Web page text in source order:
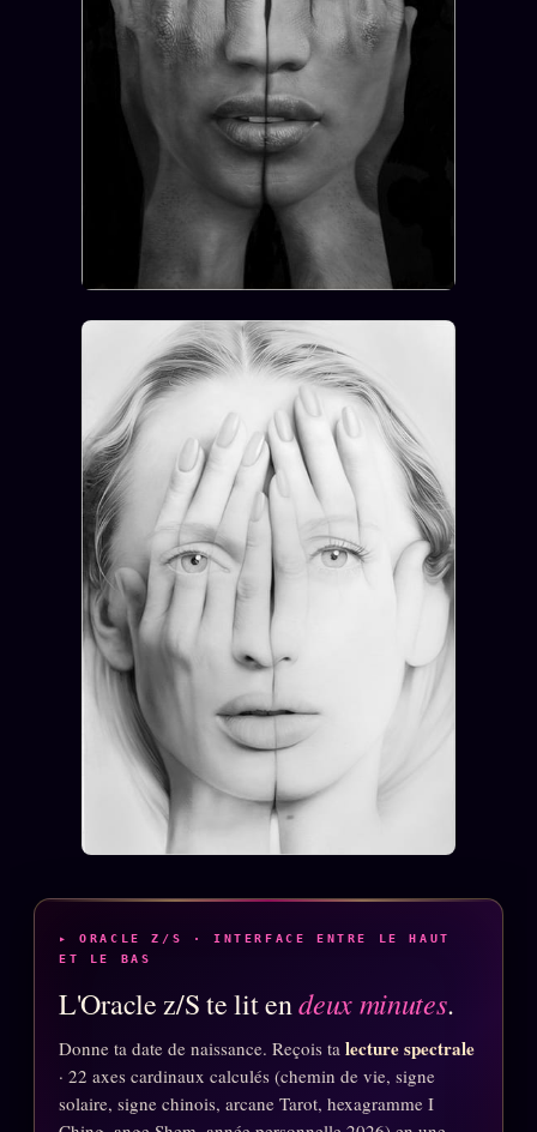
▸ ORACLE Z/S · INTERFACE ENTRE LE HAUT
ET LE BAS
L'Oracle z/S te lit endeux minutes.
Donne ta date de naissance. Reçois ta lecture spectrale
· 22 axes cardinaux calculés (chemin de vie, signe
solaire, signe chinois, arcane Tarot, hexagramme I